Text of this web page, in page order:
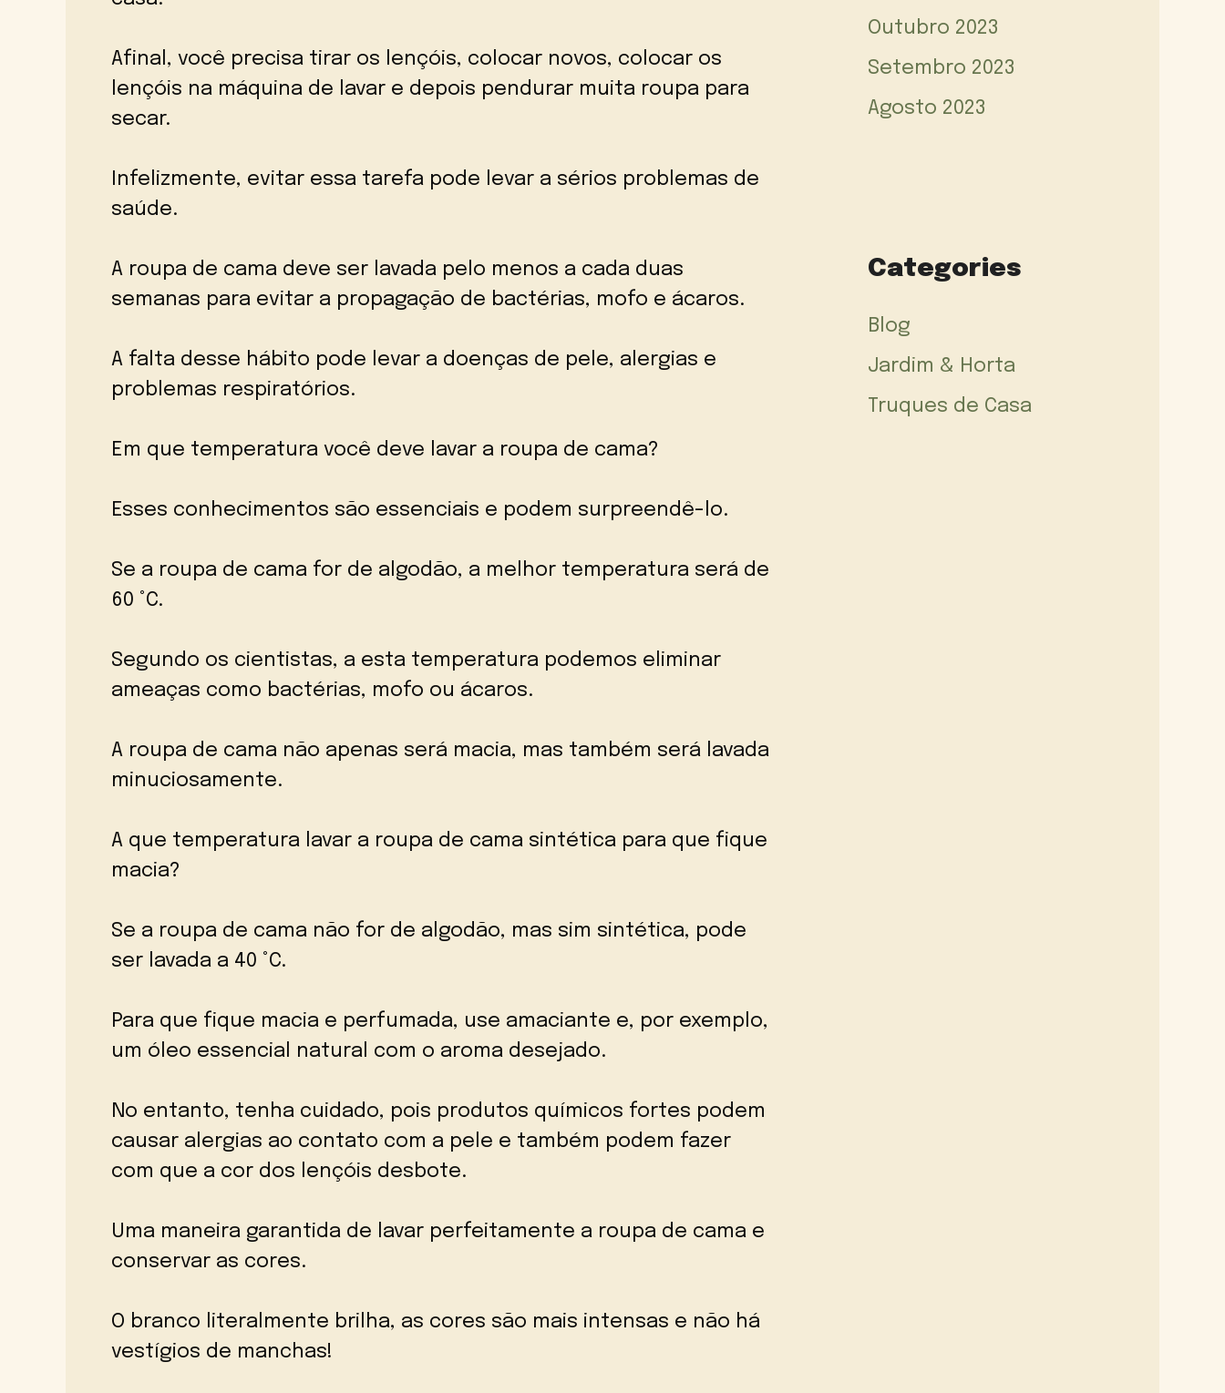
Afinal, você precisa tirar os lençóis, colocar novos, colocar os
lençóis na máquina de lavar e depois pendurar muita roupa para
secar.
Infelizmente, evitar essa tarefa pode levar a sérios problemas de
saúde.
A roupa de cama deve ser lavada pelo menos a cada duas
semanas para evitar a propagação de bactérias, mofo e ácaros.
A falta desse hábito pode levar a doenças de pele, alergias e
problemas respiratórios.
Em que temperatura você deve lavar a roupa de cama?
Esses conhecimentos são essenciais e podem surpreendê-lo.
Se a roupa de cama for de algodão, a melhor temperatura será de
60 °C.
Segundo os cientistas, a esta temperatura podemos eliminar
ameaças como bactérias, mofo ou ácaros.
A roupa de cama não apenas será macia, mas também será lavada
minuciosamente.
A que temperatura lavar a roupa de cama sintética para que fique
macia?
Se a roupa de cama não for de algodão, mas sim sintética, pode
ser lavada a 40 °C.
Para que fique macia e perfumada, use amaciante e, por exemplo,
um óleo essencial natural com o aroma desejado.
No entanto, tenha cuidado, pois produtos químicos fortes podem
causar alergias ao contato com a pele e também podem fazer
com que a cor dos lençóis desbote.
Uma maneira garantida de lavar perfeitamente a roupa de cama e
conservar as cores.
O branco literalmente brilha, as cores são mais intensas e não há
vestígios de manchas!
Outubro 2023
Setembro 2023
Agosto 2023
Categories
Blog
Jardim & Horta
Truques de Casa